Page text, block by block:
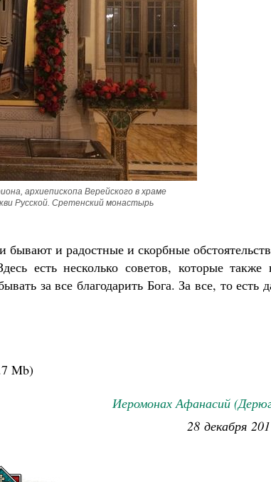
архиепископа Верейского в храме
Русской. Сретенский монастырь
и радостные и скорбные
есть несколько советов, которые также
за все благодарить Бога. За все, то есть
Mb)
Иеромонах Афанасий
28 декабря
Великомученик Георгий Победоносец.